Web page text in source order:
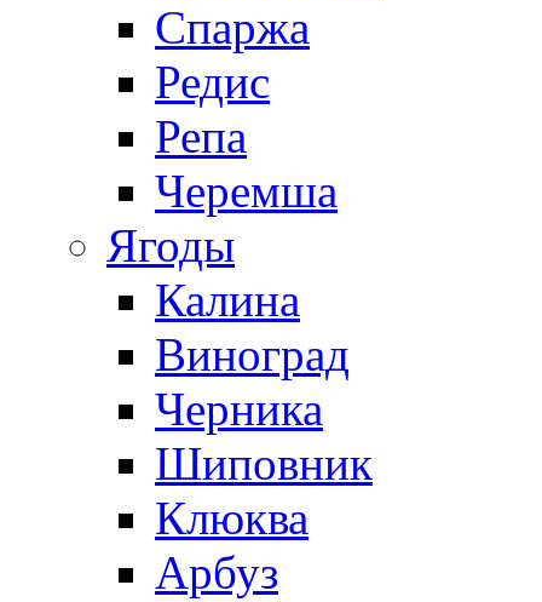
Спаржа
Редис
Репа
Черемша
Ягоды
Калина
Виноград
Черника
Шиповник
Клюква
Арбуз